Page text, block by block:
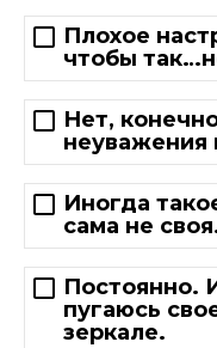
Плохое
чтобы
Нет,
неуважения
Иногда
сама не
Постоянно.
пугаюсь
зеркале.